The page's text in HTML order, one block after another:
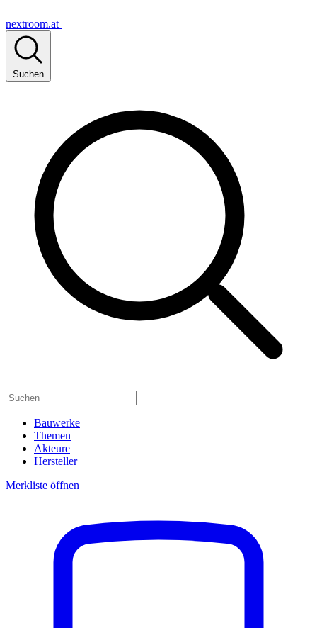
nextroom.at
Suchen
Bauwerke
Themen
Akteure
Hersteller
Merkliste öffnen